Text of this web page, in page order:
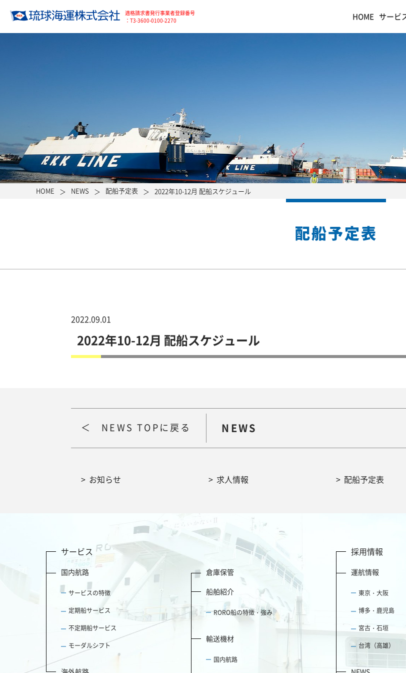
適格請求書発行事業者登録番号
：T3-3600-0100-2270
HOME サービ
HOME NEWS 配船予定表 2022年10-12月 配船スケジュール
配船予定表
2022.09.01
2022年10-12月 配船スケジュール
NEWS TOPに戻る NEWS
お知らせ 求人情報 配船予定表
サービス
国内航路
サービスの特徴
定期船サービス
不定期船サービス
モーダルシフト
倉庫保管
船舶紹介
RORO船の特徴・強み
輸送機材
国内航路
採用情報
運航情報
東京・大阪
博多・鹿児島
宮古・石垣
台湾（高雄）